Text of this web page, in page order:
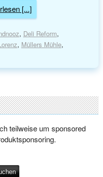
[...]
, Deli Reform,
, Müllers Mühle,
teilweise um sponsored